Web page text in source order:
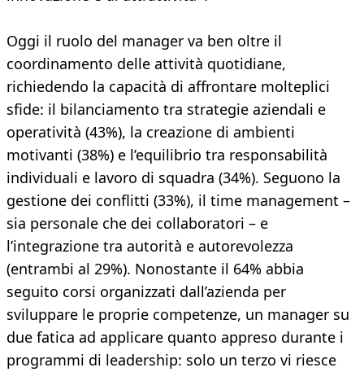
Oggi il ruolo del manager va ben oltre il
coordinamento delle attività quotidiane,
richiedendo la capacità di affrontare molteplici
sfide: il bilanciamento tra strategie aziendali e
operatività (43%), la creazione di ambienti
motivanti (38%) e l’equilibrio tra responsabilità
individuali e lavoro di squadra (34%). Seguono la
gestione dei conflitti (33%), il time management –
sia personale che dei collaboratori – e
l’integrazione tra autorità e autorevolezza
(entrambi al 29%). Nonostante il 64% abbia
seguito corsi organizzati dall’azienda per
sviluppare le proprie competenze, un manager su
due fatica ad applicare quanto appreso durante i
programmi di leadership: solo un terzo vi riesce